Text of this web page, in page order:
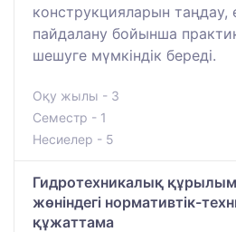
конструкцияларын таңдау,
пайдалану бойынша
шешуге мүмкіндік береді.
Оқу жылы - 3
Семестр - 1
Несиелер - 5
Гидротехникалық
жөніндегі нормативтік-
құжаттама